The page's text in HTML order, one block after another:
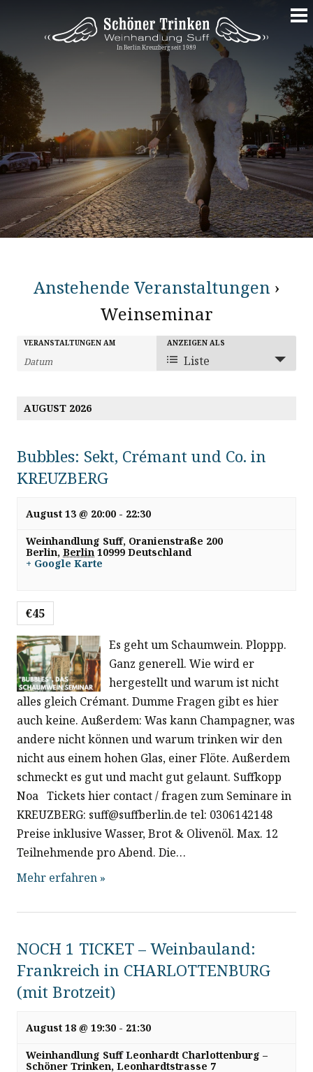
zum
Inhalt
Anstehende Veranstaltungen ›
Weinseminar
V
r
a
n
l
t
u
n
g
e
n
S
u
c
h
-
u
n
V
e
s
n
g
e
n
S
u
c
h
e
VERANSTALTUNGEN AM
e
n
l
g
A
n
s
i
c
h
t
e
a
v
i
i
ANZEIGEN ALS
Liste
AUGUST 2026
Bubbles: Sekt, Crémant und Co. in
KREUZBERG
August 13 @ 20:00 - 22:30
Weinhandlung Suff, Oranienstraße 200
Berlin, Berlin 10999 Deutschland
+ Google Karte
€45
Es geht um Schaumwein. Ploppp.
Ganz generell. Wie wird er
hergestellt und warum ist nicht
alles gleich Crémant. Dumme Fragen gibt es hier
auch keine. Außerdem: Was kann Champagner, was
andere nicht können und warum trinken wir den
nicht aus einem hohen Glas, einer Flöte. Außerdem
schmeckt es gut und macht gut gelaunt. Suffkopp
Noa Tickets hier contact / fragen zum Seminare in
KREUZBERG: suff@suffberlin.de tel: 0306142148
Preise inklusive Wasser, Brot & Olivenöl. Max. 12
Teilnehmende pro Abend. Die…
Mehr erfahren »
NOCH 1 TICKET – Weinbauland:
Frankreich in CHARLOTTENBURG
(mit Brotzeit)
August 18 @ 19:30 - 21:30
Weinhandlung Suff Leonhardt Charlottenburg –
Schöner Trinken,Leonhardtstrasse 7